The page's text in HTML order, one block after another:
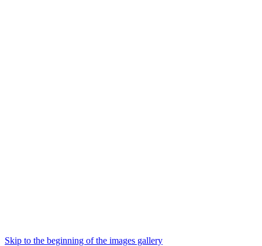
Skip to the beginning of the images gallery